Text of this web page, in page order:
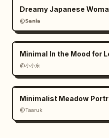
Dreamy Japanese
@𝗦𝗮𝗻𝗶𝗮
Minimal In the Mood for
@小小东
Minimalist Meadow
@Taaruk